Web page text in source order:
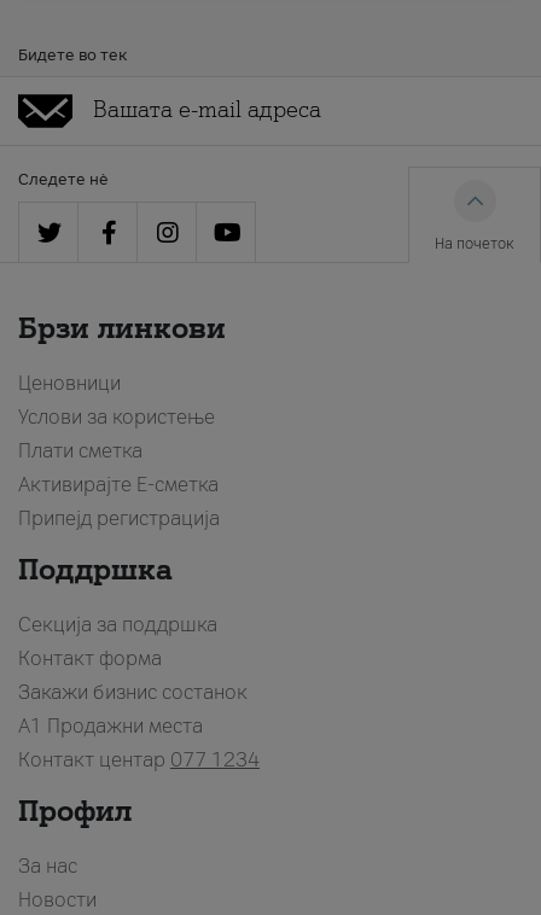
Бидете во тек
Следете нè
На почеток
Брзи линкови
Ценовници
Услови за користење
Плати сметка
Активирајте Е-сметка
Припејд регистрација
Поддршка
Секција за поддршка
Контакт форма
Закажи бизнис состанок
A1 Продажни места
Контакт центар 077 1234
Профил
За нас
Новости